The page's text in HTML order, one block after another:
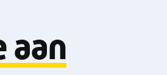
l
aan